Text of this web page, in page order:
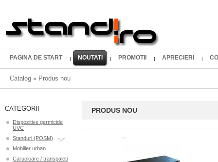
PAGINA DE START NOUTATI PROMOTII APRECIERI
Catalog » Produs nou
PRODUS NOU
CATEGORII
Dispozitive germicide
UVC
Standuri (POSM)
Mobilier urban
Carucioare / transpaleti